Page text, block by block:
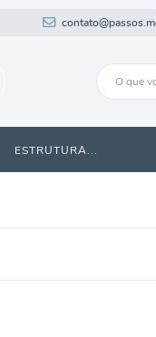
ESTRUTURA...